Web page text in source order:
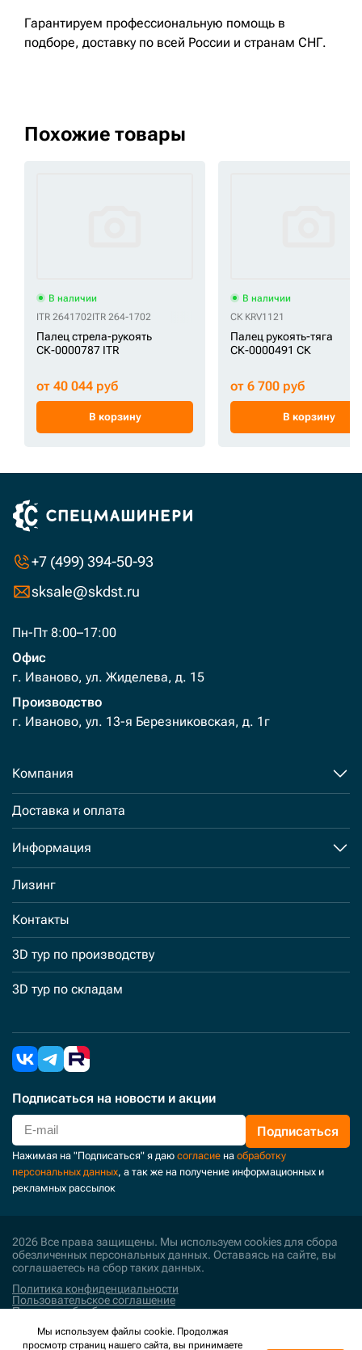
Гарантируем профессиональную помощь в
подборе, доставку по всей России и странам СНГ.
Похожие товары
В наличии
ITR 2641702ITR 264-1702
Палец стрела-рукоять
СК-0000787 ITR
от 40 044 руб
В корзину
В наличии
СК KRV1121
Палец рукоять-тяга
СК-0000491 СК
от 6 700 руб
В корзину
+7 (499) 394-50-93
sksale@skdst.ru
Пн-Пт 8:00–17:00
Офис
г. Иваново, ул. Жиделева, д. 15
Производство
г. Иваново, ул. 13-я Березниковская, д. 1г
Компания
Доставка и оплата
Информация
Лизинг
Контакты
3D тур по производству
3D тур по складам
Подписаться на новости и акции
Подписаться
Нажимая на "Подписаться" я даю согласие на обработку
персональных данных, а так же на получение информационных и
рекламных рассылок
2026 Все права защищены. Мы используем cookies для сбора
обезличенных персональных данных. Оставаясь на сайте, вы
соглашаетесь на сбор таких данных.
Политика конфиденциальности
Пользовательское соглашение
Политика обработки персональных данных
Поддержка и развитие
Мы используем файлы cookie. Продолжая
просмотр страниц нашего сайта, вы принимаете